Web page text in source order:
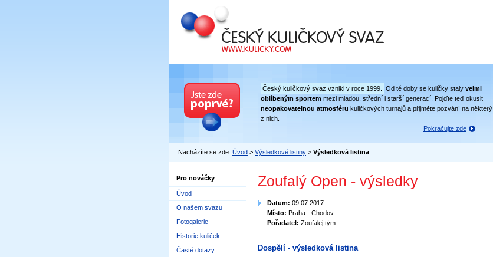
Český kuličkový svaz
Český kuličkový svaz vznikl v roce 1999. Od té doby se kuličky staly velmi
oblíbeným sportem mezi mladou, střední i starší generací. Pojďte teď okusit
neopakovatelnou atmosféru kuličkových turnajů a přijměte pozvání na některý
z nich.
Pokračujte zde
Nacházíte se zde: Úvod > Výsledkové listiny > Výsledková listina
Pro nováčky
Úvod
O našem svazu
Fotogalerie
Historie kuliček
Časté dotazy
Zoufalý Open - výsledky
Datum: 09.07.2017
Místo: Praha - Chodov
Pořadatel: Zoufalej tým
Dospělí - výsledková listina